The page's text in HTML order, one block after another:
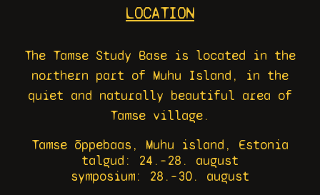
LOCATION
The Tamse Study Base is located in the
northern part of Muhu Island, in the
quiet and naturally beautiful area of
Tamse village.
Tamse õppebaas, Muhu island, Estonia
talgud: 24.–28. august
symposium: 28.–30. august